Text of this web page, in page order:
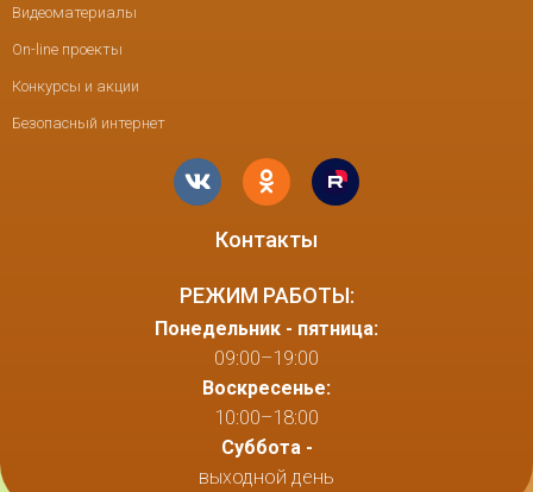
Видеоматериалы
On-line проекты
Конкурсы и акции
Безопасный интернет
Контакты
РЕЖИМ РАБОТЫ:
Понедельник - пятница:
09:00–19:00
Воскресенье:
10:00–18:00
Суббота -
выходной день